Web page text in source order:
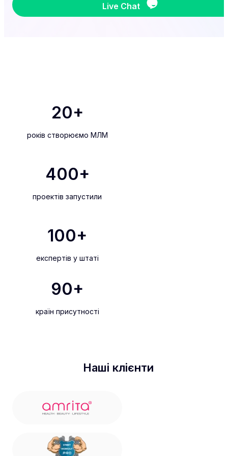
Live Chat
20+
років створюємо МЛМ
400+
проектів запустили
100+
експертів у штаті
90+
країн присутності
Наші клієнти